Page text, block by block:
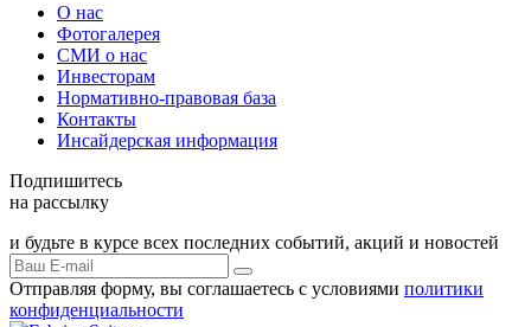
О нас
Фотогалерея
СМИ о нас
Инвесторам
Нормативно-правовая база
Контакты
Инсайдерская информация
Подпишитесь
на рассылку
и будьте в курсе всех последних событий, акций и новостей
Отправляя форму, вы соглашаетесь с условиями политики
конфиденциальности